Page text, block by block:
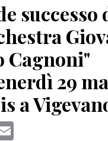
successo
Cagnoni"
29
a